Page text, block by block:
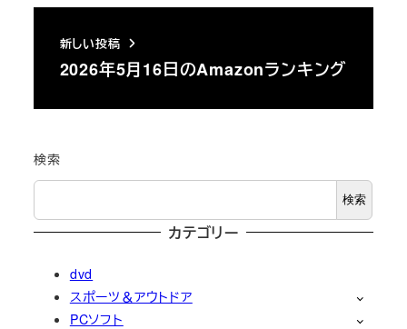
新しい投稿
2026年5月16日のAmazonランキング
検索
検索
カテゴリー
dvd
スポーツ＆アウトドア
PCソフト